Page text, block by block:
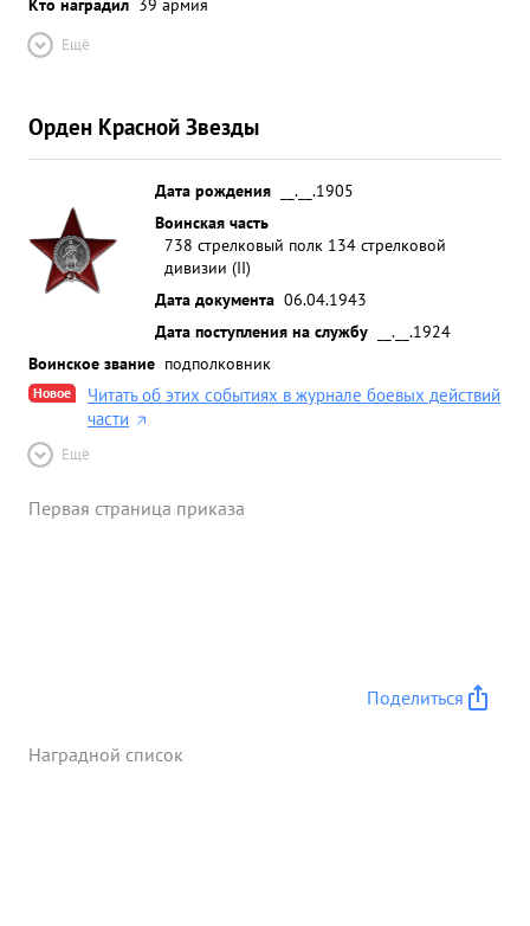
Ещё
Орден Красной Звезды
Дата рождения
__.__.1905
Воинская часть
738 стрелковый полк 134 стрелковой
дивизии (II)
Дата документа 06.04.1943
Дата поступления на службу
__.__.1924
Воинское звание подполковник
Новое
Читать об этих событиях в журнале боевых действий
части
Ещё
Первая страница приказа
Поделиться
Наградной список